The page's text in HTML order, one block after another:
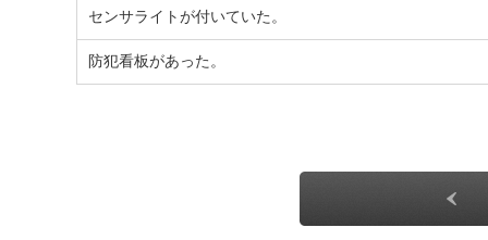
センサライトが付いていた。
防犯看板があった。